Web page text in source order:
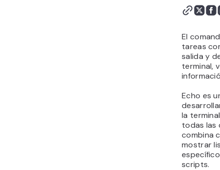
El
tareas
salida y
terminal,
Echo es
la
todas las
combina
mostrar
scripts.